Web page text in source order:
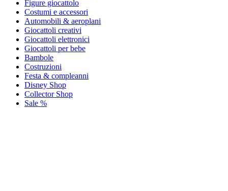
Figure giocattolo
Costumi e accessori
Automobili & aeroplani
Giocattoli creativi
Giocattoli elettronici
Giocattoli per bebe
Bambole
Costruzioni
Festa & compleanni
Disney Shop
Collector Shop
Sale %